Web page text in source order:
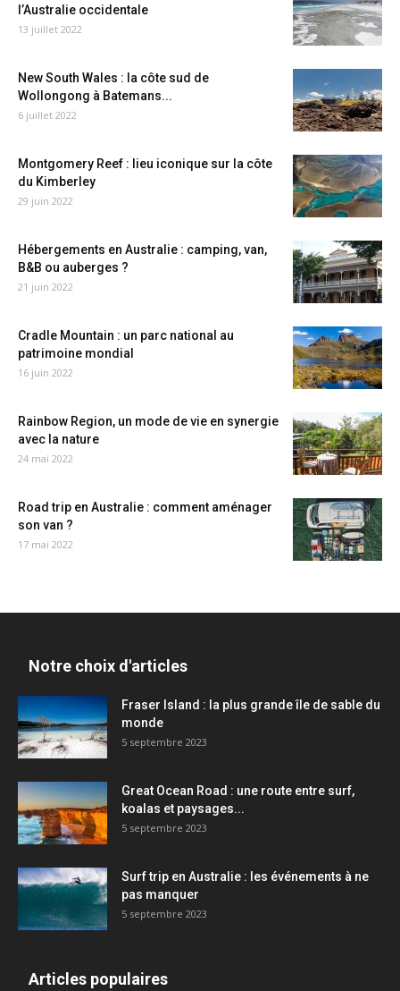
l’Australie occidentale
13 juillet 2022
New South Wales : la côte sud de
Wollongong à Batemans...
6 juillet 2022
Montgomery Reef : lieu iconique sur la côte
du Kimberley
29 juin 2022
Hébergements en Australie : camping, van,
B&B ou auberges ?
21 juin 2022
Cradle Mountain : un parc national au
patrimoine mondial
16 juin 2022
Rainbow Region, un mode de vie en synergie
avec la nature
24 mai 2022
Road trip en Australie : comment aménager
son van ?
17 mai 2022
Notre choix d'articles
Fraser Island : la plus grande île de sable du
monde
5 septembre 2023
Great Ocean Road : une route entre surf,
koalas et paysages...
5 septembre 2023
Surf trip en Australie : les événements à ne
pas manquer
5 septembre 2023
Articles populaires